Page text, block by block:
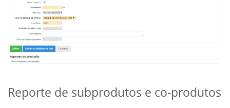
Reporte de subprodutos e co-produtos